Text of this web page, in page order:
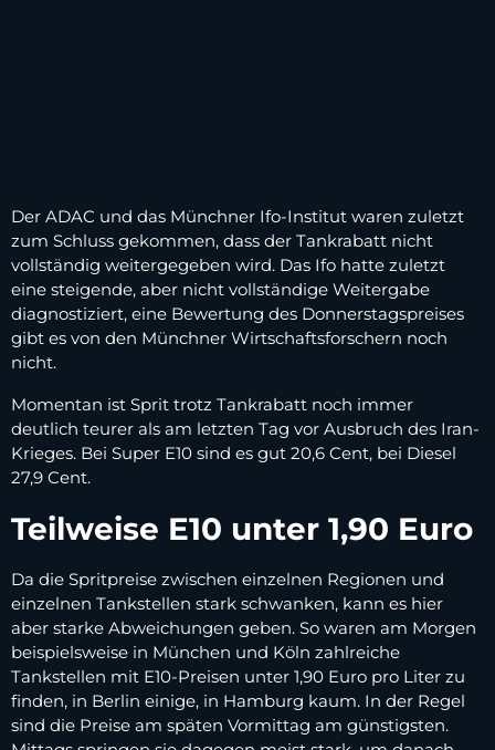
Der ADAC und das Münchner Ifo-Institut waren zuletzt
zum Schluss gekommen, dass der Tankrabatt nicht
vollständig weitergegeben wird. Das Ifo hatte zuletzt
eine steigende, aber nicht vollständige Weitergabe
diagnostiziert, eine Bewertung des Donnerstagspreises
gibt es von den Münchner Wirtschaftsforschern noch
nicht.
Momentan ist Sprit trotz Tankrabatt noch immer
deutlich teurer als am letzten Tag vor Ausbruch des Iran-
Krieges. Bei Super E10 sind es gut 20,6 Cent, bei Diesel
27,9 Cent.
Teilweise E10 unter 1,90 Euro
Da die Spritpreise zwischen einzelnen Regionen und
einzelnen Tankstellen stark schwanken, kann es hier
aber starke Abweichungen geben. So waren am Morgen
beispielsweise in München und Köln zahlreiche
Tankstellen mit E10-Preisen unter 1,90 Euro pro Liter zu
finden, in Berlin einige, in Hamburg kaum. In der Regel
sind die Preise am späten Vormittag am günstigsten.